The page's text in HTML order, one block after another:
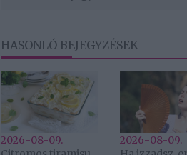
HASONLÓ BEJEGYZÉSEK
2026-08-09.
2026-08-09.